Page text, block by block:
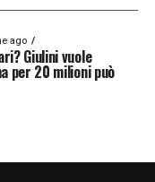
ago
Giulini vuole
per 20 milioni può